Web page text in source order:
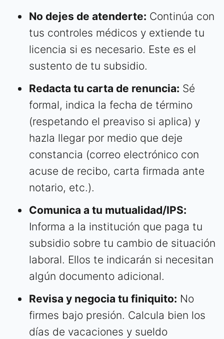
No dejes de atenderte: Continúa con
tus controles médicos y extiende tu
licencia si es necesario. Este es el
sustento de tu subsidio.
Redacta tu carta de renuncia: Sé
formal, indica la fecha de término
(respetando el preaviso si aplica) y
hazla llegar por medio que deje
constancia (correo electrónico con
acuse de recibo, carta firmada ante
notario, etc.).
Comunica a tu mutualidad/IPS:
Informa a la institución que paga tu
subsidio sobre tu cambio de situación
laboral. Ellos te indicarán si necesitan
algún documento adicional.
Revisa y negocia tu finiquito: No
firmes bajo presión. Calcula bien los
días de vacaciones y sueldo